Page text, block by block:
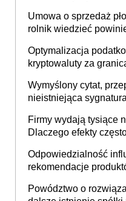
Umowa o sprzedaż
rolnik wiedzieć
Optymalizacja
kryptowaluty za
Wymyślony cytat,
nieistniejąca
firmie
Firmy wydają tysiące
Dlaczego efekty
Odpowiedzialność
rekomendacje
Powództwo o